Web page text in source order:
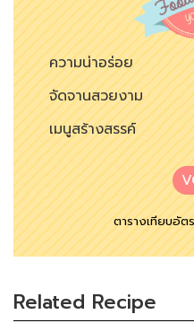
ความน่าอร่อย
จัดจานสวยงาม
เมนูสร้างสรรค์
ตารางเทียบอัต
Related Recipe